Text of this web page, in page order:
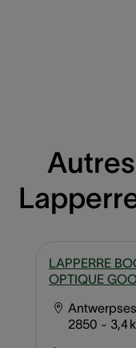
LAPPERRE
OPTIQUE
2850 - 3,4